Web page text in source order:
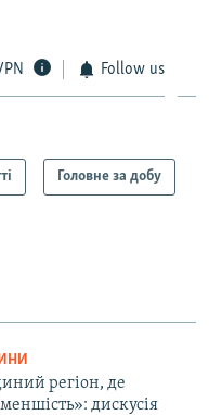
Follow us
Головне за добу
регіон, де
дискусія